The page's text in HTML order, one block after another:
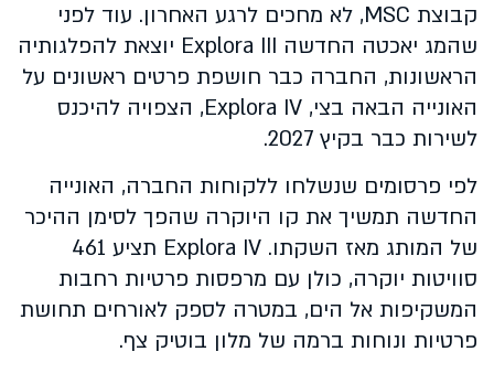
קבוצת MSC, לא מחכים לרגע האחרון. עוד לפני
שהמג יאכטה החדשה Explora III יוצאת להפלגותיה
הראשונות, החברה כבר חושפת פרטים ראשונים על
האונייה הבאה בצי, Explora IV, הצפויה להיכנס
לשירות כבר בקיץ 2027.
לפי פרסומים שנשלחו ללקוחות החברה, האונייה
החדשה תמשיך את קו היוקרה שהפך לסימן ההיכר
של המותג מאז השקתו. Explora IV תציע 461
סוויטות יוקרה, כולן עם מרפסות פרטיות רחבות
המשקיפות אל הים, במטרה לספק לאורחים תחושת
פרטיות ונוחות ברמה של מלון בוטיק צף.